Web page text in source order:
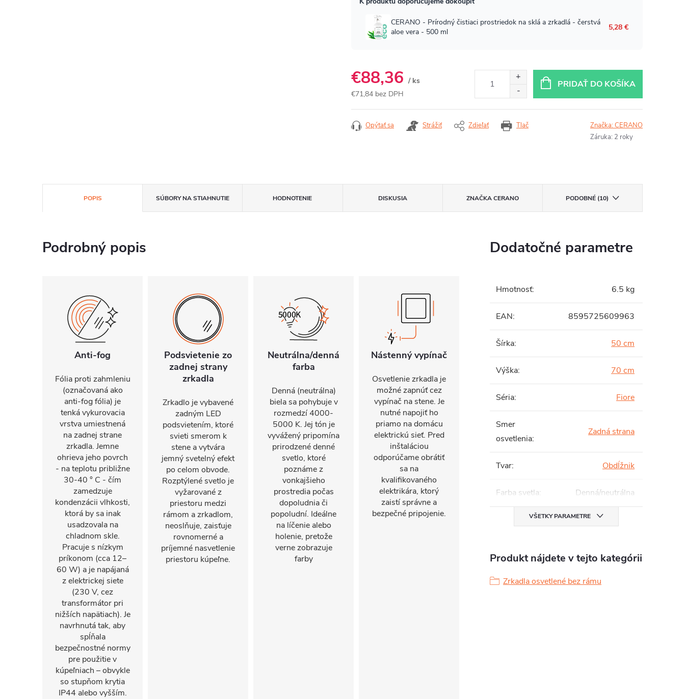
€88,36 / ks
€71,84 bez DPH
PRIDAŤ DO KOŠÍKA
Tlač
Opýtať sa Strážiť Zdieľať Značka:CERANO
Záruka: 2 roky
POPIS SÚBORY NA STIAHNUTIE HODNOTENIE DISKUSIA ZNAČKACERANO PODOBNÉ (10)
Podrobný popis
Anti-fog
Fólia proti zahmleniu
(označovaná ako
anti-fog fólia) je
tenká vykurovacia
vrstva umiestnená
na zadnej strane
zrkadla. Jemne
ohrieva jeho povrch
- na teplotu približne
30-40 ° C - čím
zamedzuje
kondenzácii vlhkosti,
ktorá by sa inak
usadzovala na
chladnom skle.
Pracuje s nízkym
príkonom (cca 12–
60 W) a je napájaná
z elektrickej siete
(230 V, cez
transformátor pri
nižších napätiach). Je
navrhnutá tak, aby
spĺňala
bezpečnostné normy
pre použitie v
kúpeľniach – obvykle
so stupňom krytia
IP44 alebo vyšším.
Podsvietenie zo
zadnej strany
zrkadla
Zrkadlo je vybavené
zadným LED
podsvietením, ktoré
svieti smerom k
stene a vytvára
jemný svetelný efekt
po celom obvode.
Rozptýlené svetlo je
vyžarované z
priestoru medzi
rámom a zrkadlom,
neoslňuje, zaisťuje
rovnomerné a
príjemné nasvetlenie
priestoru kúpeľne.
Neutrálna/denná
farba
Denná (neutrálna)
biela sa pohybuje v
rozmedzí 4000-
5000 K. Jej tón je
vyvážený pripomína
prirodzené denné
svetlo, ktoré
poznáme z
vonkajšieho
prostredia počas
dopoludnia či
popoludní. Ideálne
na líčenie alebo
holenie, pretože
verne zobrazuje
farby
Nástenný vypínač
Osvetlenie zrkadla je
možné zapnúť cez
vypínač na stene. Je
nutné napojiť ho
priamo na domácu
elektrickú sieť. Pred
inštaláciou
odporúčame obrátiť
sa na
kvalifikovaného
elektrikára, ktorý
zaistí správne a
bezpečné pripojenie.
Dodatočné parametre
Hmotnosť: 6.5 kg
EAN: 8595725609963
Šírka: 50 cm
Výška: 70 cm
Séria: Fiore
Smer
osvetlenia:
Zadná strana
Tvar: Obdĺžnik
Farba svetla: Denná/neutrálna
VŠETKY PARAMETRE
Produkt nájdete v tejto kategórii
Zrkadla osvetlené bez rámu